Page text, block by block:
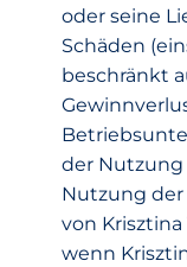
oder seine
Schäden
beschränkt
der
Nutzung der
von Krisztina
wenn